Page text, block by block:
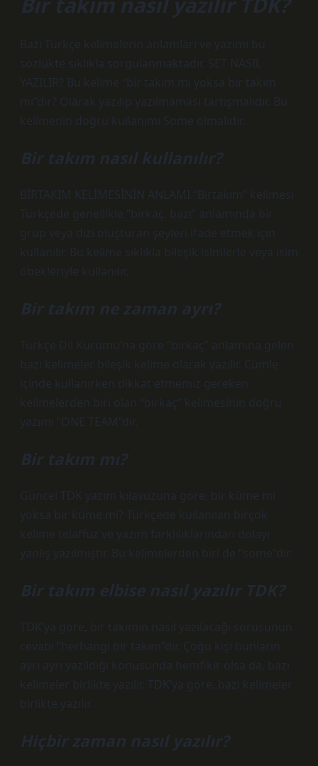
Bazı Türkçe kelimelerin anlamları ve yazımı bu
sözlükte sıklıkla sorgulanmaktadır. SET NASIL
YAZILIR? Bu kelime “bir takım mı yoksa bir takım
mı”dır? Olarak yazılıp yazılmaması tartışmalıdır. Bu
kelimenin doğru kullanımı Some olmalıdır.
Bir takım nasıl kullanılır?
BİRTAKIM KELİMESİNİN ANLAMI “Birtakım” kelimesi
Türkçede genellikle “birkaç, bazı” anlamında bir
grup veya dizi oluşturan şeyleri ifade etmek için
kullanılır. Bu kelime sıklıkla bileşik isimlerle veya isim
öbekleriyle kullanılır.
Bir takım ne zaman ayrı?
Türkçe Dil Kurumu’na göre “birkaç” anlamına gelen
bazı kelimeler bileşik kelime olarak yazılır. Cümle
içinde kullanırken dikkat etmemiz gereken
kelimelerden biri olan “birkaç” kelimesinin doğru
yazımı “ONE TEAM”dir.
Bir takım mı?
Güncel TDK yazım kılavuzuna göre, bir küme mi
yoksa bir küme mi? Türkçede kullanılan birçok
kelime telaffuz ve yazım farklılıklarından dolayı
yanlış yazılmıştır. Bu kelimelerden biri de “some”dır.
Bir takım elbise nasıl yazılır TDK?
TDK’ya göre, bir takımın nasıl yazılacağı sorusunun
cevabı “herhangi bir takım”dır. Çoğu kişi bunların
ayrı ayrı yazıldığı konusunda hemfikir olsa da, bazı
kelimeler birlikte yazılır. TDK’ya göre, bazı kelimeler
birlikte yazılır.
Hiçbir zaman nasıl yazılır?